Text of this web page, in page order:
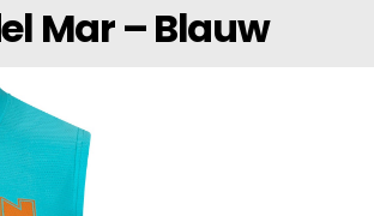
Gebitsbescherming
Mar – Blauw